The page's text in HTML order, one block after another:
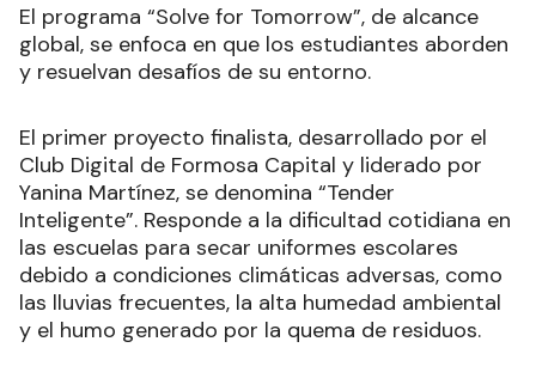
El programa “Solve for Tomorrow”, de alcance
global, se enfoca en que los estudiantes aborden
y resuelvan desafíos de su entorno.
El primer proyecto finalista, desarrollado por el
Club Digital de Formosa Capital y liderado por
Yanina Martínez, se denomina “Tender
Inteligente”. Responde a la dificultad cotidiana en
las escuelas para secar uniformes escolares
debido a condiciones climáticas adversas, como
las lluvias frecuentes, la alta humedad ambiental
y el humo generado por la quema de residuos.